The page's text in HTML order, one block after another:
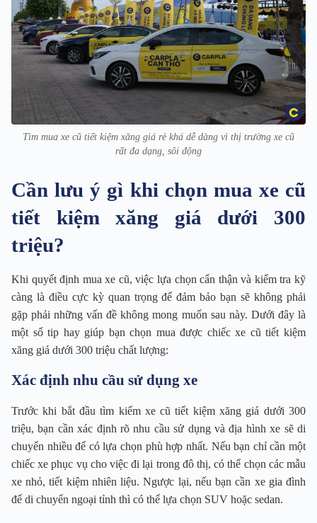
Tìm mua xe cũ tiết kiệm xăng giá rẻ khá dễ dàng vì thị trường xe cũ
rất đa dạng, sôi động
Cần lưu ý gì khi chọn mua xe cũ
tiết kiệm xăng giá dưới 300
triệu?
Khi quyết định mua xe cũ, việc lựa chọn cẩn thận và kiểm tra kỹ
càng là điều cực kỳ quan trọng để đảm bảo bạn sẽ không phải
gặp phải những vấn đề không mong muốn sau này. Dưới đây là
một số tip hay giúp bạn chọn mua được chiếc xe cũ tiết kiệm
xăng giá dưới 300 triệu chất lượng:
Xác định nhu cầu sử dụng xe
Trước khi bắt đầu tìm kiếm xe cũ tiết kiệm xăng giá dưới 300
triệu, bạn cần xác định rõ nhu cầu sử dụng và địa hình xe sẽ di
chuyển nhiều để có lựa chọn phù hợp nhất. Nếu bạn chỉ cần một
chiếc xe phục vụ cho việc đi lại trong đô thị, có thể chọn các mẫu
xe nhỏ, tiết kiệm nhiên liệu. Ngược lại, nếu bạn cần xe gia đình
để di chuyển ngoại tỉnh thì có thể lựa chọn SUV hoặc sedan.